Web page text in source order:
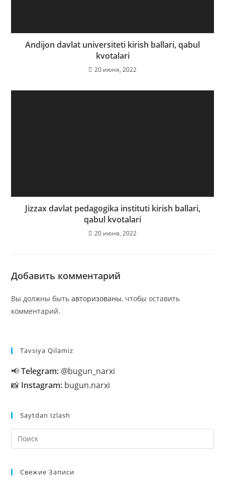
Andijon davlat universiteti kirish ballari, qabul
kvotalari
20 июня, 2022
Jizzax davlat pedagogika instituti kirish ballari,
qabul kvotalari
20 июня, 2022
Добавить комментарий
Вы должны бытьавторизованы, чтобы оставить
комментарий.
Tavsiya Qilamiz
📢Telegram: @bugun_narxi
📸 Instagram: bugun.narxi
Saytdan Izlash
Свежие Записи